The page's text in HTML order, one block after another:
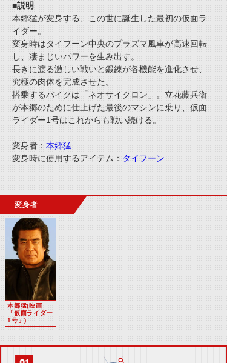
■説明
本郷猛が変身する、この世に誕生した最初の仮面ラ
イダー。
変身時はタイフーン中央のプラズマ風車が高速回転
し、凄まじいパワーを生み出す。
長きに渡る激しい戦いと鍛錬が各機能を進化させ、
究極の肉体を完成させた。
搭乗するバイクは「ネオサイクロン」。立花藤兵衛
が本郷のために仕上げた最後のマシンに乗り、仮面
ライダー1号はこれからも戦い続ける。
変身者： 本郷猛
変身時に使用するアイテム： タイフーン
変身者
本郷猛(映画
「仮面ライダー
1号」)